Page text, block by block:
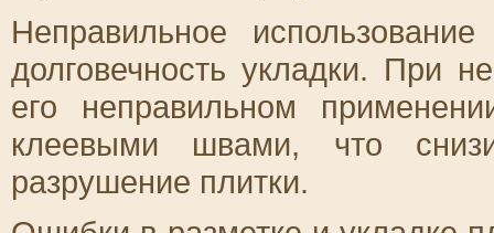
Неправильное
долговечность укладки. При
его неправильном
клеевыми швами, что
разрушение плитки.